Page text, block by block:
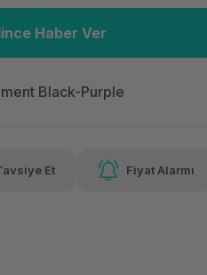
Haber Ver
Black-Purple
Et Fiyat Alarmı